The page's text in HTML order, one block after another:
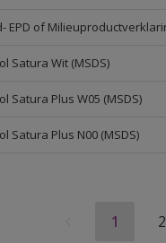
EPD of
Satura Wit (MSDS)
Plus W05 (MSDS)
Plus N00 (MSDS)
1 2